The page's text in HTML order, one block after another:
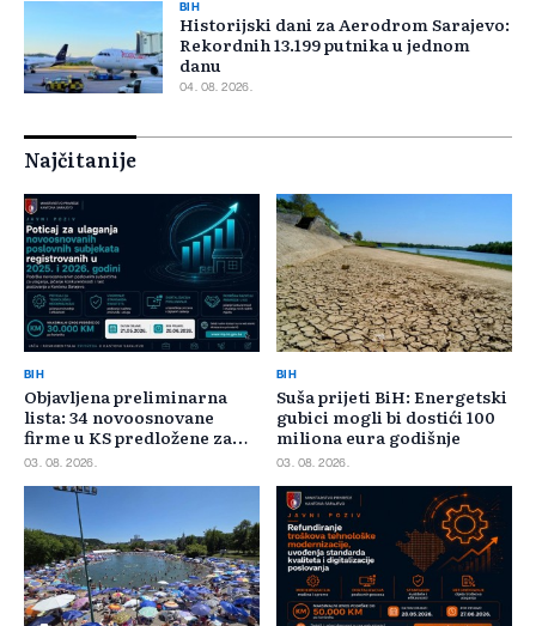
BIH
Historijski dani za Aerodrom Sarajevo:
Rekordnih 13.199 putnika u jednom
danu
04. 08. 2026.
Najčitanije
BIH
Objavljena preliminarna
lista: 34 novoosnovane
firme u KS predložene za
400.000 KM poticaja
03. 08. 2026.
BIH
Suša prijeti BiH: Energetski
gubici mogli bi dostići 100
miliona eura godišnje
03. 08. 2026.